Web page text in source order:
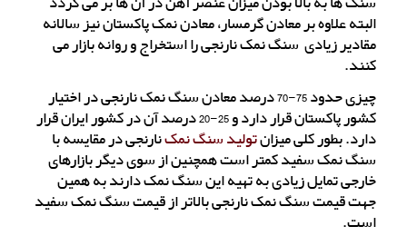
البته علاوه بر معادن گرمسار، معادن نمک پاکستان نیز سالانه
مقادیر زیادی سنگ نمک نارنجی را استخراج و روانه بازار می
کنند.
چیزی حدود 75-70 درصد معادن سنگ نمک نارنجی در اختیار
کشور پاکستان قرار دارد و 25-20 درصد آن در کشور ایران قرار
دارد. بطور کلی میزانتولید سنگ نمکنارنجی در مقایسه با
سنگ نمک سفید کمتر است همچنین از سوی دیگر بازارهای
خارجی تمایل زیادی به تهیه این سنگ نمک دارند به همین
جهت قیمت سنگ نمک نارنجی بالاتر از قیمت سنگ نمک سفید
است.